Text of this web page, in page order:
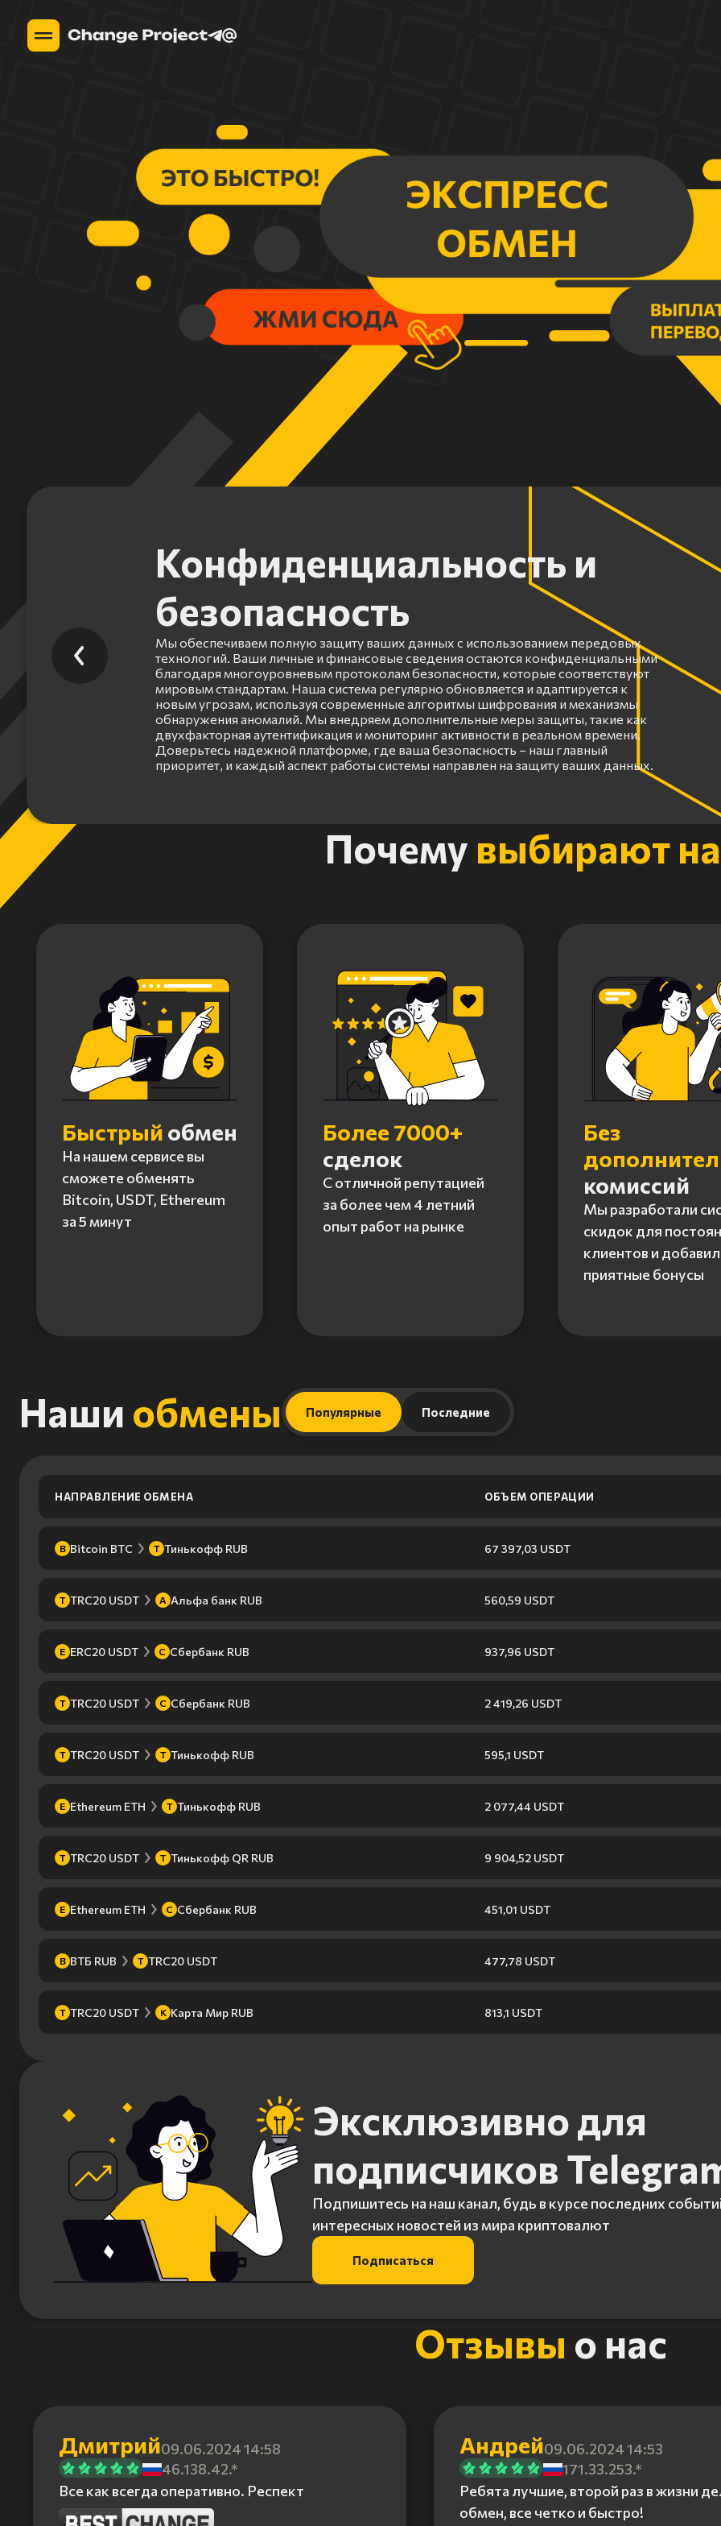
Конфиденциальность и
безопасность
Мы обеспечиваем полную защиту ваших данных с использованием передовых
технологий. Ваши личные и финансовые сведения остаются конфиденциальными
благодаря многоуровневым протоколам безопасности, которые соответствуют
мировым стандартам. Наша система регулярно обновляется и адаптируется к
новым угрозам, используя современные алгоритмы шифрования и механизмы
обнаружения аномалий. Мы внедряем дополнительные меры защиты, такие как
двухфакторная аутентификация и мониторинг активности в реальном времени.
Доверьтесь надежной платформе, где ваша безопасность – наш главный
приоритет, и каждый аспект работы системы направлен на защиту ваших данных.
3
Почему выбирают
Быстрый обмен
На нашем сервисе вы
сможете обменять
Bitcoin, USDT, Ethereum
за 5 минут
Более 7000+
сделок
С отличной репутацией
за более чем 4 летний
опыт работ на рынке
Без
комиссий
Мы разработали
скидок для
клиентов и
приятные бонусы
Наши обмены Популярные Последние
НАПРАВЛЕНИЕ ОБМЕНА ОБЪЕМ ОПЕРАЦИИ
B Bitcoin BTC Т Тинькофф RUB 67 397,03 USDT
T TRC20 USDT А Альфа банк RUB 560,59 USDT
E ERC20 USDT С Сбербанк RUB 937,96 USDT
T TRC20 USDT С Сбербанк RUB 2 419,26 USDT
T TRC20 USDT Т Тинькофф RUB 595,1 USDT
E Ethereum ETH Т Тинькофф RUB 2 077,44 USDT
T TRC20 USDT Т Тинькофф QR RUB 9 904,52 USDT
E Ethereum ETH С Сбербанк RUB 451,01 USDT
В ВТБ RUB T TRC20 USDT 477,78 USDT
T TRC20 USDT К Карта Мир RUB 813,1 USDT
Эксклюзивно для
подписчиков
Подпишитесь на наш канал, будь в курсе последних
интересных новостей из мира криптовалют
Подписаться
Отзывы о нас
Дмитрий09.06.2024 14:58
46.138.42.*
Все как всегда оперативно. Респект
Андрей09.06.2024 14:53
171.33.253.*
Ребята лучшие, второй раз в жизни
обмен, все четко и быстро!